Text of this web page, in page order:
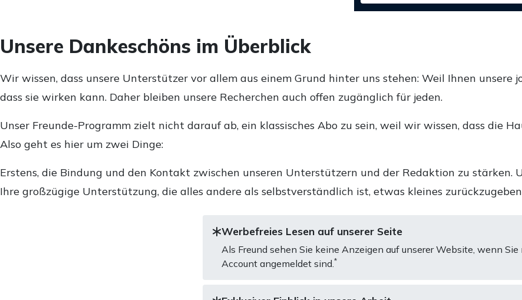
Unsere Dankeschöns im Überblick
Wir wissen, dass unsere Unterstützer vor allem aus einem Grund hinter uns stehen: Weil Ihnen
dass sie wirken kann. Daher bleiben unsere Recherchen auch offen zugänglich für jeden.
Unser Freunde-Programm zielt nicht darauf ab, ein klassisches Abo zu sein, weil wir wissen, dass die
Also geht es hier um zwei Dinge:
Erstens, die Bindung und den Kontakt zwischen unseren Unterstützern und der Redaktion zu stärken.
Ihre großzügige Unterstützung, die alles andere als selbstverständlich ist, etwas kleines
Werbefreies Lesen auf unserer Seite
Als Freund sehen Sie keine Anzeigen auf unserer Website, wenn Sie
Account angemeldet sind. *